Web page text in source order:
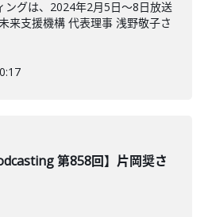
ングは、2024年2月5日〜8日放送
来支援機構 代表理事 浅野敬子さ
第858回】片岡奨さ